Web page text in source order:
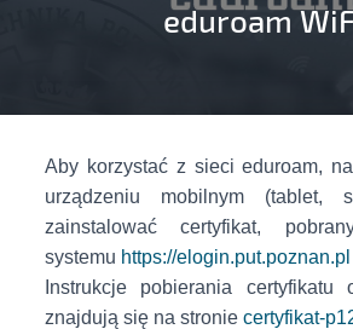
eduroam
Aby korzystać z sieci eduroam,
urządzeniu mobilnym (tablet,
zainstalować certyfikat,
systemu https://elogin.put.poznan.pl
Instrukcje pobierania certyfikatu
znajdują się na stroniecertyfikat-